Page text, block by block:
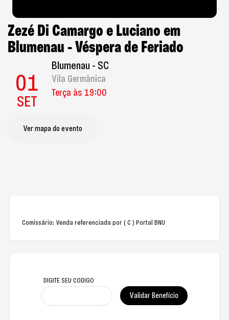
Zezé Di Camargo e Luciano em
Blumenau - Véspera de Feriado
01
SET
Blumenau - SC
Vila Germânica
Terça às 19:00
Ver mapa do evento
Comissário: Venda referenciada por ( C ) Portal BNU
DIGITE SEU CODIGO